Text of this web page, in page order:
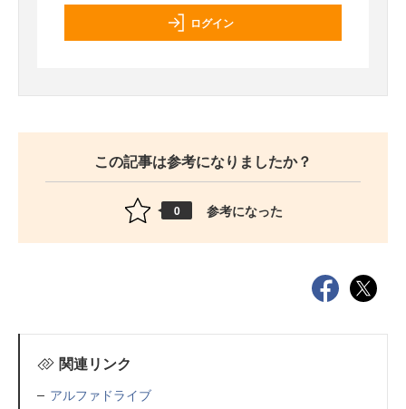
ログイン
この記事は参考になりましたか？
0 参考になった
関連リンク
アルファドライブ